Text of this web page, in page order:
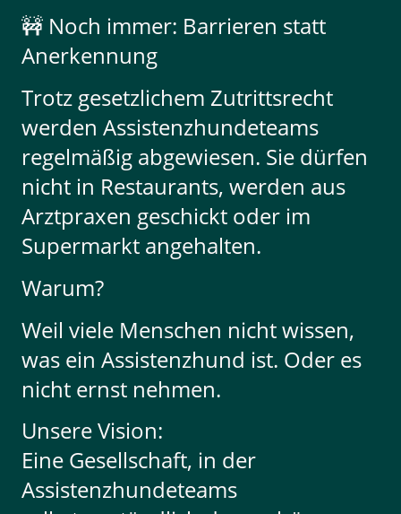
🚧 Noch immer: Barrieren statt
Anerkennung
Trotz gesetzlichem Zutrittsrecht
werden Assistenzhundeteams
regelmäßig abgewiesen. Sie dürfen
nicht in Restaurants, werden aus
Arztpraxen geschickt oder im
Supermarkt angehalten.
Warum?
Weil viele Menschen nicht wissen,
was ein Assistenzhund ist. Oder es
nicht ernst nehmen.
Unsere Vision:
Eine Gesellschaft, in der
Assistenzhundeteams